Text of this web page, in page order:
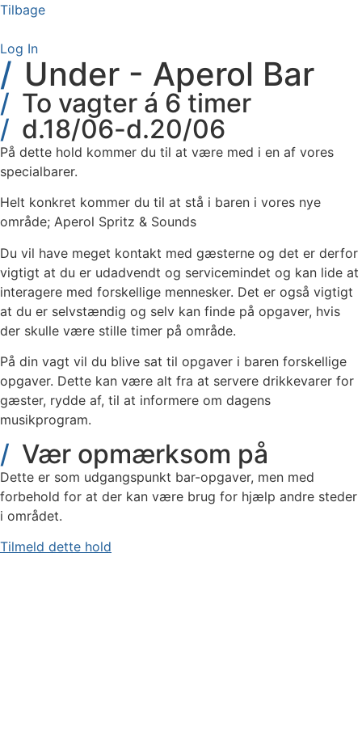
Videre
indhold
Tilbage
Log In
Under - Aperol Bar
To vagter á 6 timer
d.18/06-d.20/06
På dette hold kommer du til at være med i en af vores
specialbarer.
Helt konkret kommer du til at stå i baren i vores nye
område; Aperol Spritz & Sounds
Du vil have meget kontakt med gæsterne og det er derfor
vigtigt at du er udadvendt og servicemindet og kan lide at
interagere med forskellige mennesker. Det er også vigtigt
at du er selvstændig og selv kan finde på opgaver, hvis
der skulle være stille timer på område.
På din vagt vil du blive sat til opgaver i baren forskellige
opgaver. Dette kan være alt fra at servere drikkevarer for
gæster, rydde af, til at informere om dagens
musikprogram.
Vær opmærksom på
Dette er som udgangspunkt bar-opgaver, men med
forbehold for at der kan være brug for hjælp andre steder
i området.
Tilmeld dette hold